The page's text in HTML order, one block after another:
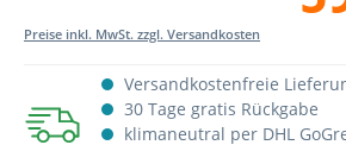
Preise inkl. MwSt. zzgl. Versandkosten
Versandkostenfreie
30 Tage gratis Rückgabe
klimaneutral per DHL